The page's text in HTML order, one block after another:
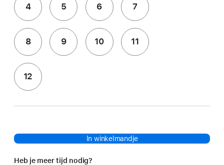
4 5 6 7
8 9 10 11
12
In winkelmandje
Heb je meer tijd nodig?